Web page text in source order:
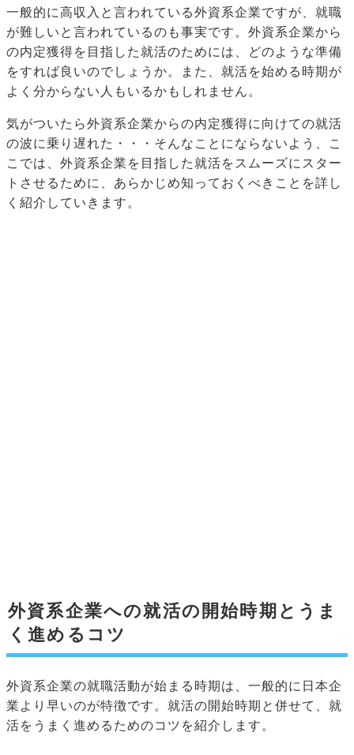
一般的に高収入と言われている外資系企業ですが、就職
が難しいと言われているのも事実です。外資系企業から
の内定獲得を目指した就活のためには、どのような準備
をすれば良いのでしょうか。また、就活を始める時期が
よく分からない人もいるかもしれません。
気がついたら外資系企業からの内定獲得に向けての就活
の波に乗り遅れた・・・そんなことにならないよう、こ
こでは、外資系企業を目指した就活をスムーズにスター
トさせるために、あらかじめ知っておくべきことを詳し
く紹介していきます。
外資系企業への就活の開始時期とうま
く進めるコツ
外資系企業の就職活動が始まる時期は、一般的に日本企
業より早いのが特徴です。就活の開始時期と併せて、就
活をうまく進めるためのコツを紹介します。